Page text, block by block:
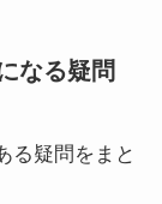
なる疑問
る疑問をまと